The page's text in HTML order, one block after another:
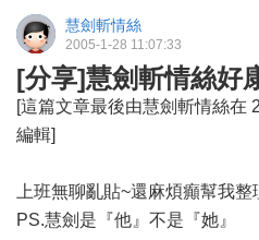
慧劍斬情絲
2005-1-28 11:07:33
[分享]慧劍斬情絲好
[這篇文章最後由慧劍斬情絲在
編輯]
上班無聊亂貼~還麻煩癲幫我
PS.慧劍是『他』不是『她』